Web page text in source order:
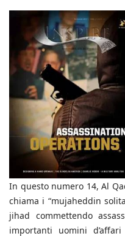
In questo numero 14, Al
chiama i “mujaheddin
jihad commettendo
importanti uomini